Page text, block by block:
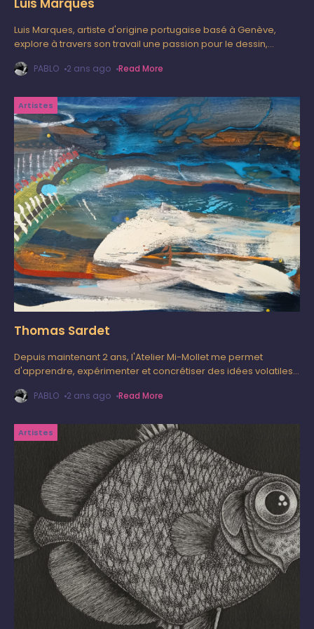
Luis Marques
Luis Marques, artiste d'origine portugaise basé à Genève,
explore à travers son travail une passion pour le dessin,
du territoire (État
PABLO 2 ans ago Read More
Artistes
Thomas Sardet
Depuis maintenant 2 ans, l'Atelier Mi-Mollet me permet
d'apprendre, expérimenter et concrétiser des idées volatiles,
compréhension générale, basique tout en laissant libre
PABLO 2 ans ago Read More
Artistes